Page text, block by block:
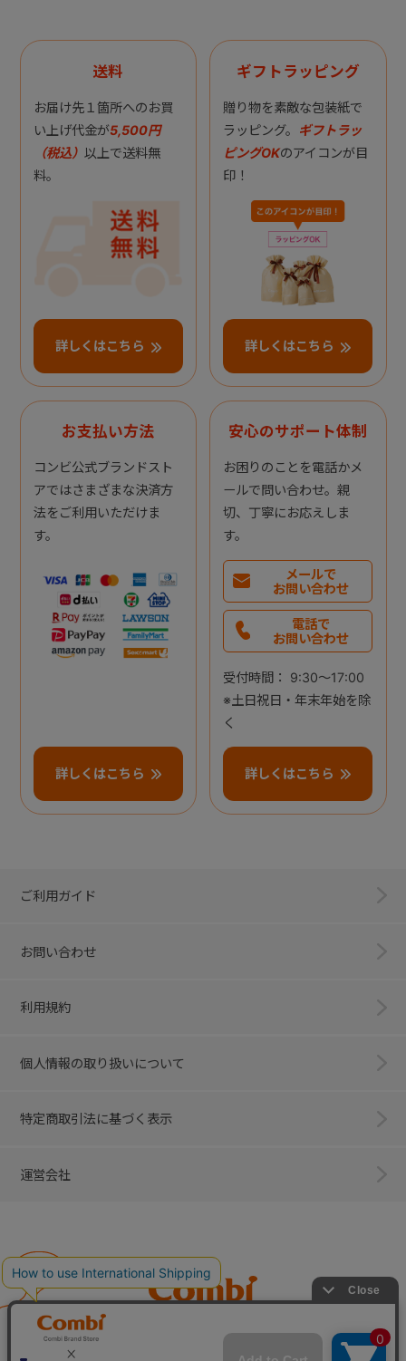
送料
お届け先１箇所へのお買
い上げ代金が5,500円
（税込） 以上で送料無
料。
詳しくはこちら
ギフトラッピング
贈り物を素敵な包装紙で
ラッピング。 ギフトラッ
ピングOKのアイコンが目
印！
詳しくはこちら
お支払い方法
コンビ公式ブランドスト
アではさまざまな決済方
法をご利用いただけま
す。
詳しくはこちら
安心のサポート体制
お困りのことを電話かメ
ールで問い合わせ。親
切、丁寧にお応えしま
す。
メールで
お問い合わせ
電話で
お問い合わせ
受付時間： 9:30～17:00
※土日祝日・年末年始を除
く
詳しくはこちら
ご利用ガイド
お問い合わせ
利用規約
個人情報の取り扱いについて
特定商取引法に基づく表示
運営会社
子育てに、イノベーションを。
ベビー用品のコンビ株式会社